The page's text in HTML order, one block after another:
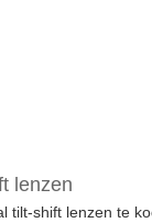
lenzen
tilt-shift lenzen te